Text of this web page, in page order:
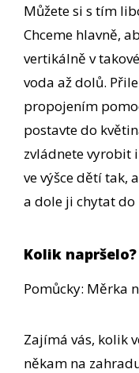
Můžete si s tím
Chceme hlavně,
vertikálně v
voda až dolů.
propojením
postavte do
zvládnete vyrobit
ve výšce dětí tak,
a dole ji chytat
Kolik napršelo?
Pomůcky: Měrka
Zajímá vás, kolik
někam na